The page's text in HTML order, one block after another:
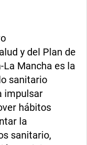
y del Plan de
Mancha es la
sanitario
impulsar
hábitos
la
sanitario,